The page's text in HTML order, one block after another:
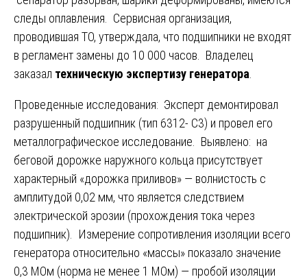
следы оплавления. Сервисная организация,
проводившая ТО, утверждала, что подшипники не входят
в регламент замены до 10 000 часов. Владелец
заказал техническую экспертизу генератора
Проведенные исследования: Эксперт демонтировал
разрушенный подшипник (тип 6312- C3) и провел его
металлографическое исследование. Выявлено: на
беговой дорожке наружного кольца присутствует
характерный «дорожка приливов» — волнистость с
амплитудой 0,02 мм, что является следствием
электрической эрозии (прохождения тока через
подшипник). Измерение сопротивления изоляции всего
генератора относительно «массы» показало значение
0,3 МОм (норма не менее 1 МОм) — пробой изоляции